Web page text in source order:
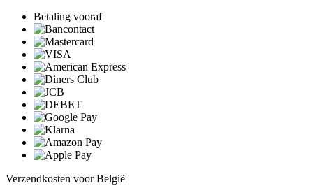
Betaling vooraf
Verzendkosten voor België